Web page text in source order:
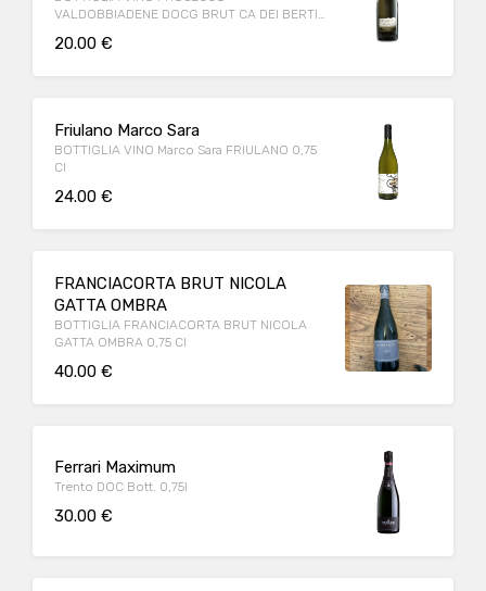
VALDOBBIADENE DOCG BRUT CA DEI BERTI
20.00 €
Friulano Marco Sara
BOTTIGLIA VINO Marco Sara FRIULANO 0,75
Cl
24.00 €
FRANCIACORTA BRUT NICOLA
GATTA OMBRA
BOTTIGLIA FRANCIACORTA BRUT NICOLA
GATTA OMBRA 0,75 Cl
40.00 €
Ferrari Maximum
Trento DOC Bott. 0,75l
30.00 €